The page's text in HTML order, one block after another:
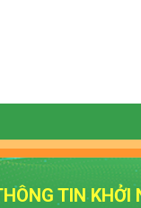
TIN